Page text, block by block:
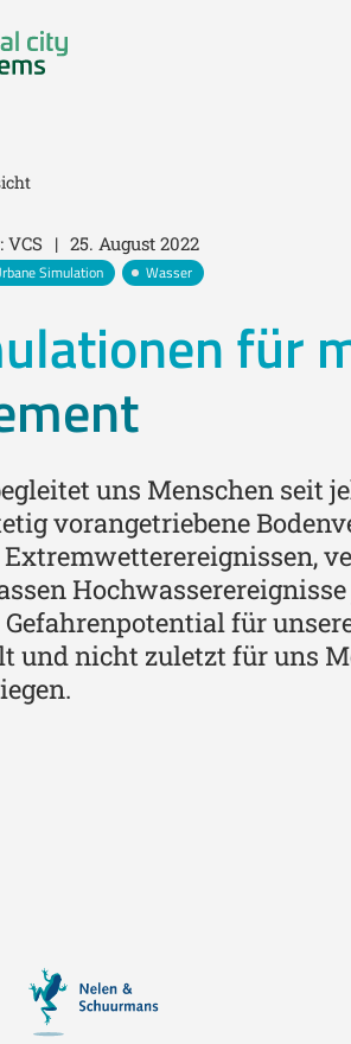
VCS | 25. August 2022
Simulation Wasser
für
uns Menschen seit
vorangetriebene
Gefahrenpotential für
und nicht zuletzt für uns